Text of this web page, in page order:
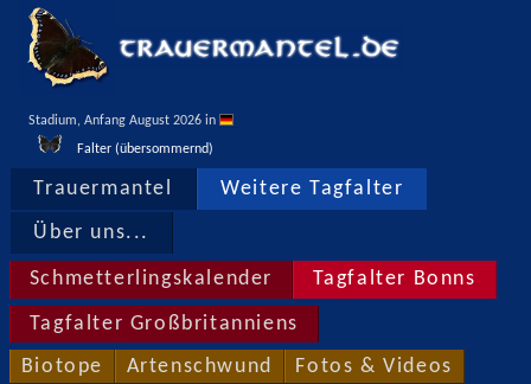
Stadium, Anfang August 2026 in
Falter (übersommernd)
Trauermantel Weitere Tagfalter
Über uns...
Schmetterlingskalender Tagfalter Bonns
Tagfalter Großbritanniens
Biotope Artenschwund Fotos & Videos